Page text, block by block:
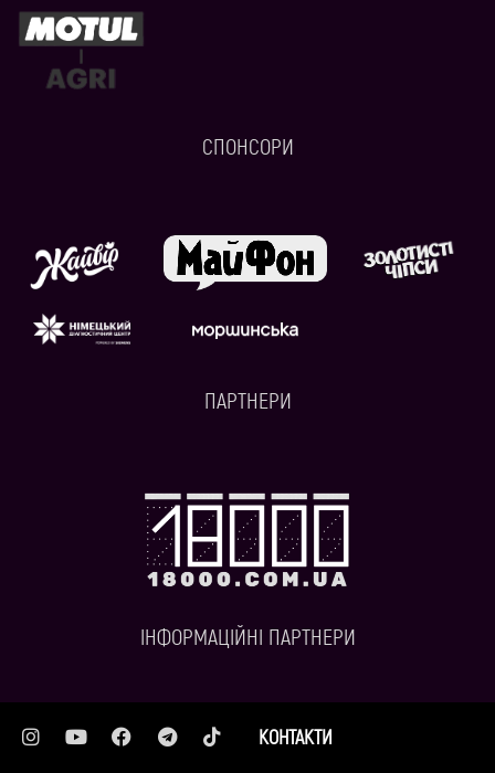
СПОНСОРИ
ПАРТНЕРИ
ІНФОРМАЦІЙНІ ПАРТНЕРИ
КОНТАКТИ